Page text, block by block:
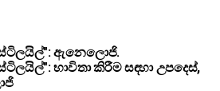
ඇනෙලොජි.
භාවිතා කිරීම සඳහා උපදෙස්,